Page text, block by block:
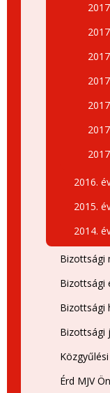
2016.
2015.
2014.
Bizottsági
Bizottsági
Bizottsági
Bizottsági
Érd MJV